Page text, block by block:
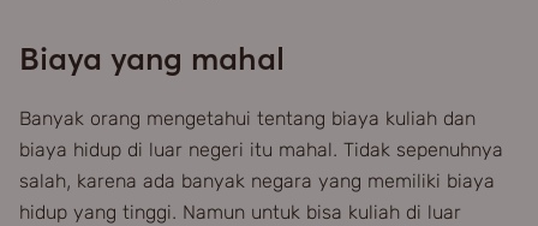
Biaya yang mahal
Banyak orang mengetahui tentang biaya kuliah dan
biaya hidup di luar negeri itu mahal. Tidak sepenuhnya
salah, karena ada banyak negara yang memiliki biaya
hidup yang tinggi. Namun untuk bisa kuliah di luar